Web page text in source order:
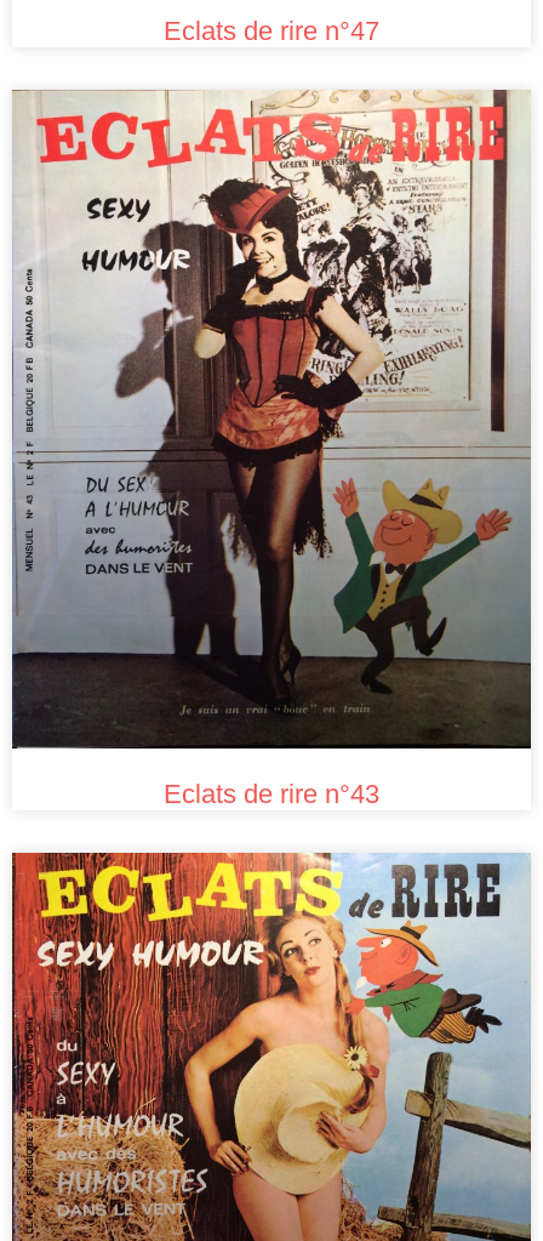
Eclats de rire n°47
Eclats de rire n°43